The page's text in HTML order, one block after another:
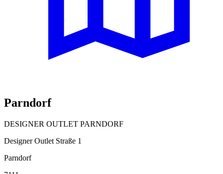
Parndorf
DESIGNER OUTLET PARNDORF
Designer Outlet Straße 1
Parndorf